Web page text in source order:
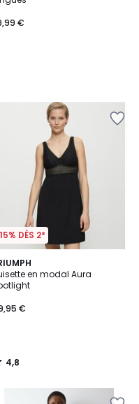
€
DÈS 2*
en modal Aura
€
5
4,8